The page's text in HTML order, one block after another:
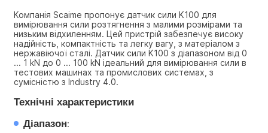
Компанія Scaime пропонує датчик сили K100 для
вимірювання сили розтягнення з малими розмірами та
низьким відхиленням. Цей пристрій забезпечує високу
надійність, компактність та легку вагу, з матеріалом з
нержавіючої сталі. Датчик сили K100 з діапазоном від 0
... 1 kN до 0 ... 100 kN ідеальний для вимірювання сили в
тестових машинах та промислових системах, з
сумісністю з Industry 4.0.
Технічні характеристики
Діапазон: